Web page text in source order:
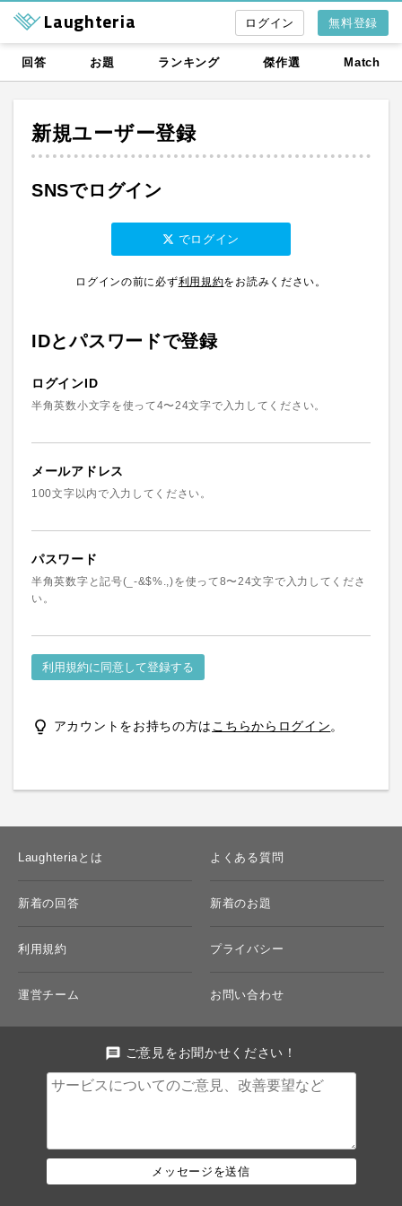
Laughteria 無料登録
回答 お題 ランキング 傑作選 Match
新規ユーザー登録
SNSでログイン
でログイン
ログインの前に必ず利用規約を お読みください。
IDとパスワードで登録
ログインID
半角英数小文字を使って4〜24文字で入力してください。
メールアドレス
100文字以内で入力してください。
パスワード
半角英数字と記号(_-&$%.,)を使って8〜24文字で入力してくださ
い。
利用規約に同意して登録する
lightbulb_outline アカウントをお持ちの方は こちらからログイン。
Laughteriaとは よくある質問
新着の回答 新着のお題
利用規約 プライバシー
運営チーム お問い合わせ
message ご意見をお聞かせください！
メッセージを送信